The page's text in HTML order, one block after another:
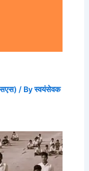
/ Byस्वयंसेवक